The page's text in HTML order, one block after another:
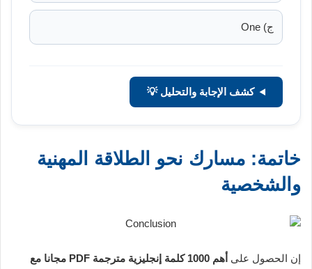
ج) One
كشف الإجابة والتحليل 💡
خاتمة: مسارك نحو الطلاقة المهنية
والشخصية
إن الحصول على
أهم 1000 كلمة إنجليزية مترجمة PDF مجانا مع